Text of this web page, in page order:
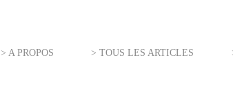
> A PROPOS > TOUS LES ARTICLES